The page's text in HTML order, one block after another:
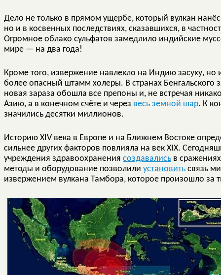
Дело не только в прямом ущербе, который вулкан
но и в косвенных последствиях, сказавшихся, в
Огромное облако сульфатов замедлило индийские
мире — на два года!
Кроме того, извержение навлекло на Индию засуху,
более опасный штамм холеры. В странах Бенгальского
новая зараза обошла все препоны и, не встречая
Азию, а в конечном счёте и через весь земной шар. К
значились десятки миллионов.
Историю XIV века в Европе и на Ближнем Востоке
сильнее других факторов повлияла на век XIX.
учреждения здравоохранения создавались в
методы и оборудование позволили установить связь
извержением вулкана Тамбора, которое произошло за